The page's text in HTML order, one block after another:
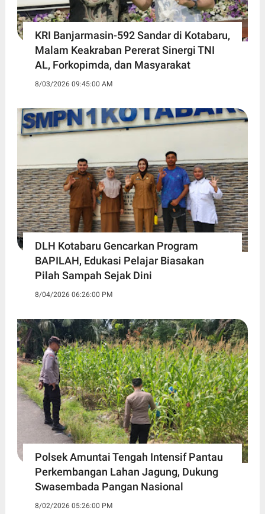
KRI Banjarmasin-592 Sandar di Kotabaru,
Malam Keakraban Pererat Sinergi TNI
AL, Forkopimda, dan Masyarakat
8/03/2026 09:45:00 AM
DLH Kotabaru Gencarkan Program
BAPILAH, Edukasi Pelajar Biasakan
Pilah Sampah Sejak Dini
8/04/2026 06:26:00 PM
Polsek Amuntai Tengah Intensif Pantau
Perkembangan Lahan Jagung, Dukung
Swasembada Pangan Nasional
8/02/2026 05:26:00 PM